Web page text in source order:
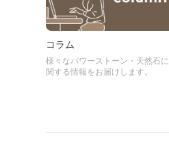
コラム
様々なパワーストーン・天然石に
関する情報をお届けします。